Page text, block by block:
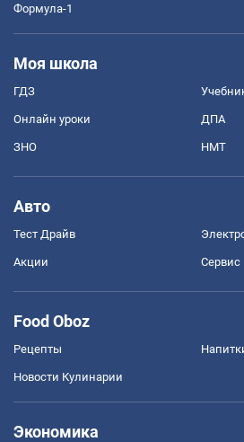
Формула-1
Моя школа
ГДЗ
Онлайн уроки ДПА
ЗНО НМТ
Авто
Тест Драйв
Акции Сервис
Food Oboz
Рецепты
Новости Кулинарии
Экономика